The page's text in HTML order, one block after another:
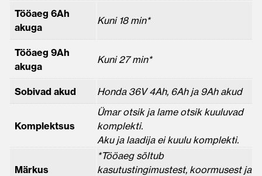
Tööaeg 6Ah
akuga
Kuni 18 min*
Tööaeg 9Ah
akuga
Kuni 27 min*
Sobivad akud Honda 36V 4Ah, 6Ah ja 9Ah akud
Komplektsus
Ümar otsik ja lame otsik kuuluvad
komplekti.
Aku ja laadija ei kuulu komplekti.
Märkus
*Tööaeg sõltub
kasutustingimustest, koormusest ja